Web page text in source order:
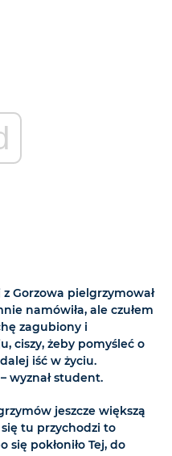
Gorzowa pielgrzymował
namówiła, ale czułem
zagubiony i
ciszy, żeby pomyśleć o
iść w życiu.
wyznał student.
jeszcze większą
tu przychodzi to
się pokłoniło Tej, do